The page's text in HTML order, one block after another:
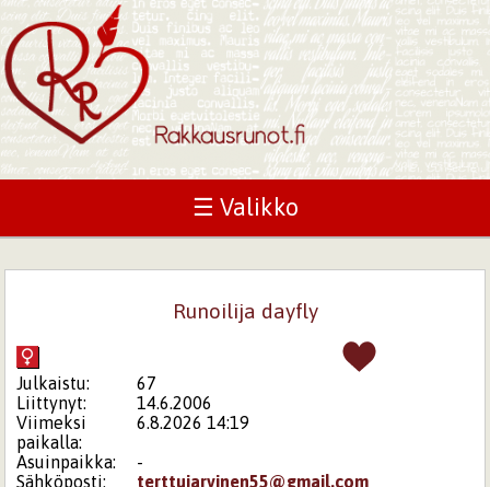
☰ Valikko
Runoilija dayfly
Julkaistu:
67
Liittynyt:
14.6.2006
Viimeksi
paikalla:
6.8.2026 14:19
Asuinpaikka:
-
Sähköposti:
terttujarvinen55@gmail.com